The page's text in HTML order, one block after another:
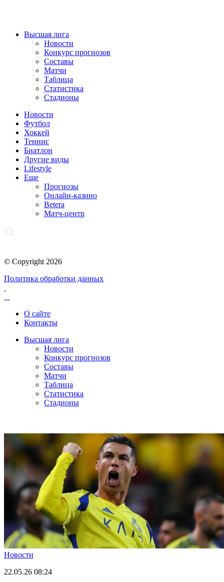
Высшая лига
Новости
Конкурс прогнозов
Составы
Матчи
Таблица
Статистика
Стадионы
Новости
Футбол
Хоккей
Теннис
Биатлон
Другие виды
Lifestyle
Еще
Прогнозы
Онлайн-казино
Betera
Матч-центр
© Copyright 2026
Политика обработки данных
О сайте
Контакты
Высшая лига
Новости
Конкурс прогнозов
Составы
Матчи
Таблица
Статистика
Стадионы
Новости
22.05.26 08:24